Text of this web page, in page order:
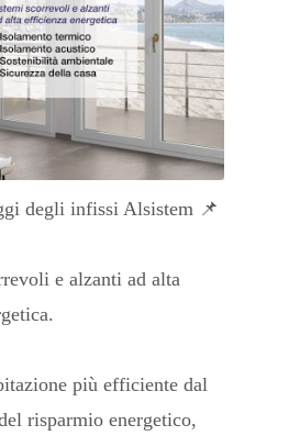
degli infissi Alsistem 📌
e alzanti ad alta
più efficiente dal
risparmio energetico,